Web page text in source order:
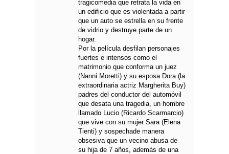
tragicomedia que retrata la vida en
un edificio que es violentada a partir
que un auto se estrella en su frente
de vidrio y destruye parte de un
hogar.
Por la película desfilan personajes
fuertes e intensos como el
matrimonio que conforma un juez
(Nanni Moretti) y su esposa Dora (la
extraordinaria actriz Margherita Buy)
padres del conductor del automóvil
que desata una tragedia, un hombre
llamado Lucio (Ricardo Scarmarcio)
que vive con su mujer Sara (Elena
Tienti) y sospechade manera
obsesiva que un vecino abusa de
su hija de 7 años, además de una